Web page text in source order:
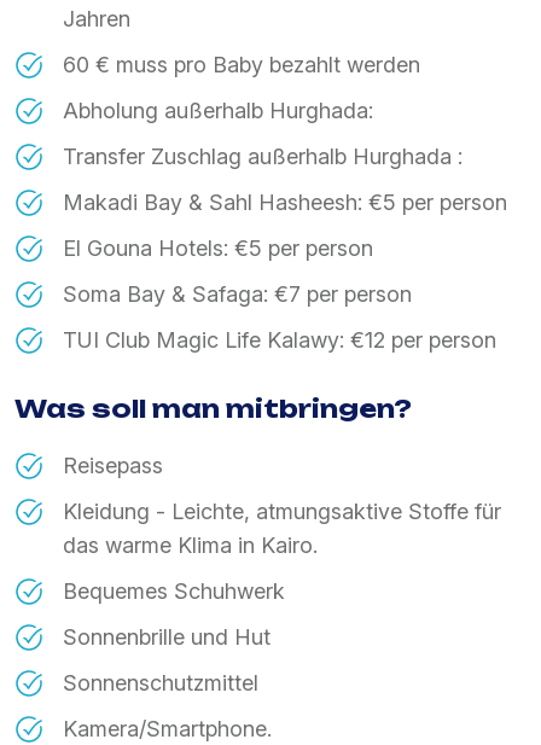
Jahren
60 € muss pro Baby bezahlt werden
Abholung außerhalb Hurghada:
Transfer Zuschlag außerhalb Hurghada :
Makadi Bay & Sahl Hasheesh: €5 per person
El Gouna Hotels: €5 per person
Soma Bay & Safaga: €7 per person
TUI Club Magic Life Kalawy: €12 per person
Was soll man mitbringen?
Reisepass
Kleidung - Leichte, atmungsaktive Stoffe für
das warme Klima in Kairo.
Bequemes Schuhwerk
Sonnenbrille und Hut
Sonnenschutzmittel
Kamera/Smartphone.